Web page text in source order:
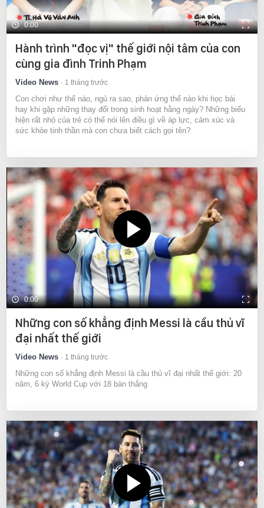
0:00
Hành trình "đọc vị" thế giới nội tâm của con
cùng gia đình Trinh Phạm
Video News 1 tháng trước
Con chơi như thế nào, ngủ ra sao, phản ứng thế nào khi học bài
hay khi gặp những thay đổi trong sinh hoạt hằng ngày? Những biểu
hiện rất nhỏ của trẻ có thể nói lên điều gì về áp lực, cảm xúc và
sức khỏe tinh thần mà con chưa biết cách gọi tên?
0:00
Những con số khẳng định Messi là cầu thủ vĩ
đại nhất thế giới
Video News 1 tháng trước
Những con số khẳng định Messi là cầu thủ vĩ đại nhất thế giới: 20
năm, 6 kỳ World Cup với 18 bàn thắng